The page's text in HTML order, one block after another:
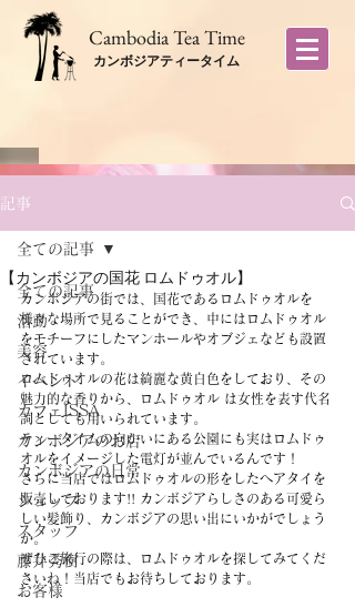
​Cambodia Tea Time
カンボジアティータイム
記事
全ての記事
活動
美容
イベント
カフェISSA
カンボジアのお店
カンボジアの日常
ショップ
スタッフ
藤井秀樹
お客様
全ての記事
【カンボジアの国花 ロムドゥオル】
カンボジアの街では、国花であるロムドゥオルを
様々な場所で見ることができ、中にはロムドゥオル
をモチーフにしたマンホールやオブジェなども設置
されています。
ロムドゥオルの花は綺麗な黄白色をしており、その
魅力的な香りから、ロムドゥオル は女性を表す代名
詞としても用いられています。
ティータイムの向かいにある公園にも実はロムドゥ
オルをイメージした電灯が並んでいるんです！
さらに当店ではロムドゥオルの形をしたヘアタイを
販売しております!! カンボジアらしさのある可愛ら
しい髪飾り、カンボジアの思い出にいかがでしょう
か。
ぜひご旅行の際は、ロムドゥオルを探してみてくだ
さいね！当店でもお待ちしております。